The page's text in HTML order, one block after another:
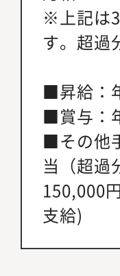
※上記は
す。超過
■昇給：
■賞与：
■その他
当（超過
150,000
支給)